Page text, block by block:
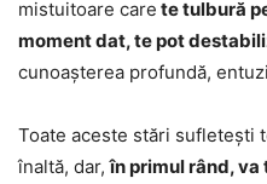
mistuitoare care te tulbură
moment dat, te pot
cunoașterea profundă,
Toate aceste stări sufletești
înaltă, dar,în primul rând,